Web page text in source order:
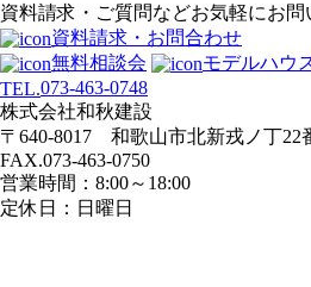
ゲ
ー
シ
ョ
ン
資料請求・ご質問などお気軽にお
資料請求・お問合わせ
無料相談会
モデルハウ
TEL.073-463-0748
株式会社和秋建設
〒640-8017 和歌山市北新戎ノ丁22
FAX.073-463-0750
営業時間：8:00～18:00
定休日：日曜日